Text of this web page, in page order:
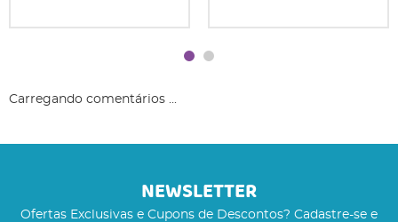
Carregando comentários ...
NEWSLETTER
Ofertas Exclusivas e Cupons de Descontos? Cadastre-se e